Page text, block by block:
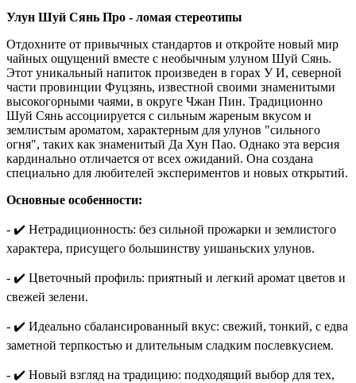
Улун Шуй Сянь Про - ломая стереотипы
Отдохните от привычных стандартов и откройте новый мир
чайных ощущений вместе с необычным улуном Шуй Сянь.
Этот уникальный напиток произведен в горах У И, северной
части провинции Фуцзянь, известной своими знаменитыми
высокогорными чаями, в округе Чжан Пин. Традиционно
Шуй Сянь ассоциируется с сильным жареным вкусом и
землистым ароматом, характерным для улунов "сильного
огня", таких как знаменитый Да Хун Пао. Однако эта версия
кардинально отличается от всех ожиданий. Она создана
специально для любителей экспериментов и новых открытий.
Основные особенности:
- ✔️ Нетрадиционность: без сильной прожарки и землистого
характера, присущего большинству уишаньских улунов.
- ✔️ Цветочный профиль: приятный и легкий аромат цветов и
свежей зелени.
- ✔️ Идеально сбалансированный вкус: свежий, тонкий, с едва
заметной терпкостью и длительным сладким послевкусием.
- ✔️ Новый взгляд на традицию: подходящий выбор для тех,